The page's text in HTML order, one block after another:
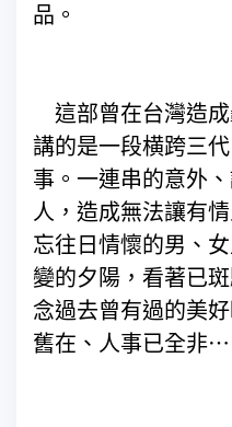
品。
這部曾在台灣造成
講的是一段横跨三
事。一連串的意外
人，造成無法讓有
忘往日情懷的男、
變的夕陽，看著已
念過去曾有過的美
舊在、人事已全非